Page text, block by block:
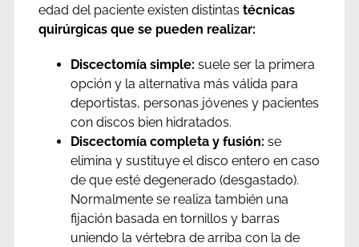
edad del paciente existen distintas técnicas
quirúrgicas que se pueden realizar:
Discectomía simple: suele ser la primera
opción y la alternativa más válida para
deportistas, personas jóvenes y pacientes
con discos bien hidratados.
Discectomía completa y fusión: se
elimina y sustituye el disco entero en caso
de que esté degenerado (desgastado).
Normalmente se realiza también una
fijación basada en tornillos y barras
uniendo la vértebra de arriba con la de